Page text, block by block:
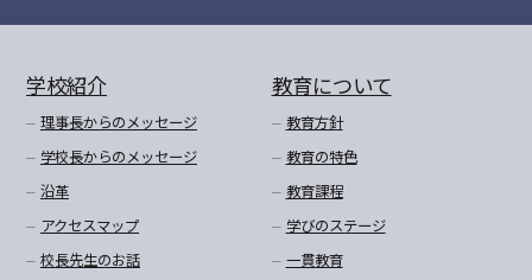
学校紹介
理事長からのメッセージ
学校長からのメッセージ
沿革
アクセスマップ
校長先生のお話
教育について
教育方針
教育の特色
教育課程
学びのステージ
一貫教育